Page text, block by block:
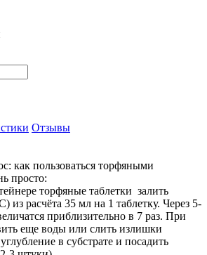
Отзывы
как пользоваться торфяными
просто:
торфяные таблетки залить
из расчёта 35 мл на 1 таблетку. Через 5-
приблизительно в 7 раз. При
еще воды или слить излишки
в субстрате и посадить